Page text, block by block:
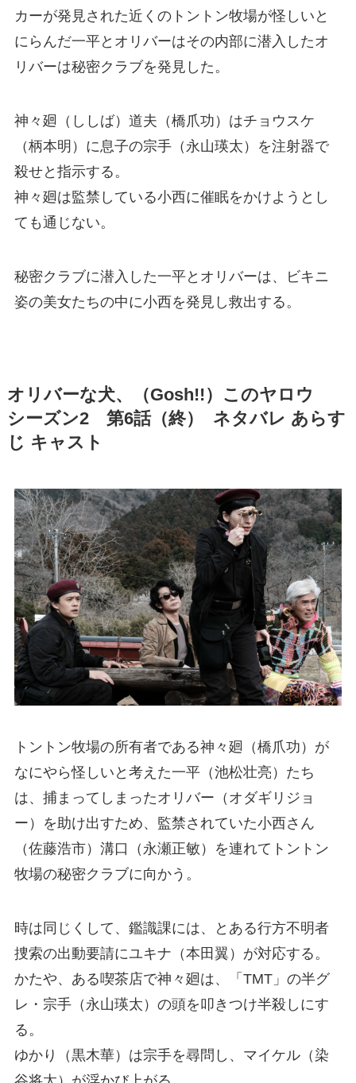
カーが発見された近くのトントン牧場が怪しいと
にらんだ一平とオリバーはその内部に潜入したオ
リバーは秘密クラブを発見した。
神々廻（ししば）道夫（橋爪功）はチョウスケ
（柄本明）に息子の宗手（永山瑛太）を注射器で
殺せと指示する。
神々廻は監禁している小西に催眠をかけようとし
ても通じない。
秘密クラブに潜入した一平とオリバーは、ビキニ
姿の美女たちの中に小西を発見し救出する。
オリバーな犬、（Gosh!!）このヤロウ
シーズン2 第6話（終） ネタバレ あらす
じ キャスト
トントン牧場の所有者である神々廻（橋爪功）が
なにやら怪しいと考えた一平（池松壮亮）たち
は、捕まってしまったオリバー（オダギリジョ
ー）を助け出すため、監禁されていた小西さん
（佐藤浩市）溝口（永瀬正敏）を連れてトントン
牧場の秘密クラブに向かう。
時は同じくして、鑑識課には、とある行方不明者
捜索の出動要請にユキナ（本田翼）が対応する。
かたや、ある喫茶店で神々廻は、「TMT」の半グ
レ・宗手（永山瑛太）の頭を叩きつけ半殺しにす
る。
ゆかり（黒木華）は宗手を尋問し、マイケル（染